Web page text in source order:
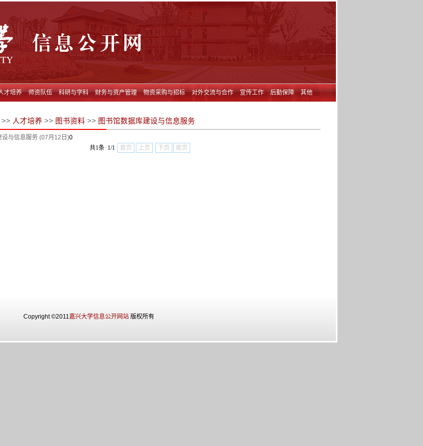
才培养 师资队伍 科研与学科 财务与资产管理 物资采购与招标 对外交流与合作 宣传工作 后勤保障 其他
>> 人才培养 >> 图书资料 >> 图书馆数据库建设与信息服务
设与信息服务 (07月12日)0
共1条 1/1
首页 上页 下页 尾页
Copyright ©2011嘉兴大学信息公开网站版权所有